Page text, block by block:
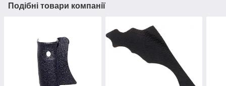
Подібні товари компанії